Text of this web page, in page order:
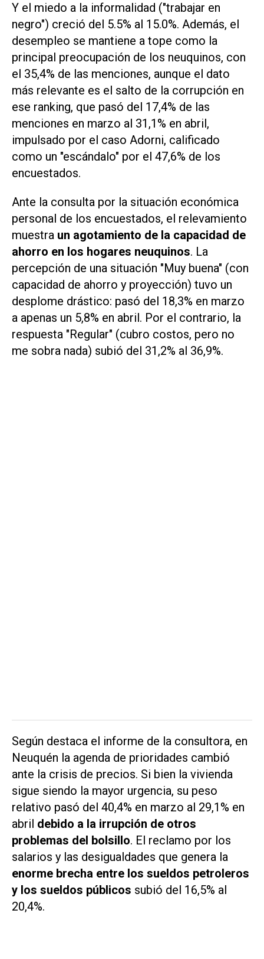
Y el miedo a la informalidad ("trabajar en
negro") creció del 5.5% al 15.0%. Además, el
desempleo se mantiene a tope como la
principal preocupación de los neuquinos, con
el 35,4% de las menciones, aunque el dato
más relevante es el salto de la corrupción en
ese ranking, que pasó del 17,4% de las
menciones en marzo al 31,1% en abril,
impulsado por el caso Adorni, calificado
como un "escándalo" por el 47,6% de los
encuestados.
Ante la consulta por la situación económica
personal de los encuestados, el relevamiento
muestra un agotamiento de la capacidad de
ahorro en los hogares neuquinos. La
percepción de una situación "Muy buena" (con
capacidad de ahorro y proyección) tuvo un
desplome drástico: pasó del 18,3% en marzo
a apenas un 5,8% en abril. Por el contrario, la
respuesta "Regular" (cubro costos, pero no
me sobra nada) subió del 31,2% al 36,9%.
Según destaca el informe de la consultora, en
Neuquén la agenda de prioridades cambió
ante la crisis de precios. Si bien la vivienda
sigue siendo la mayor urgencia, su peso
relativo pasó del 40,4% en marzo al 29,1% en
abril debido a la irrupción de otros
problemas del bolsillo. El reclamo por los
salarios y las desigualdades que genera la
enorme brecha entre los sueldos petroleros
y los sueldos públicos subió del 16,5% al
20,4%.